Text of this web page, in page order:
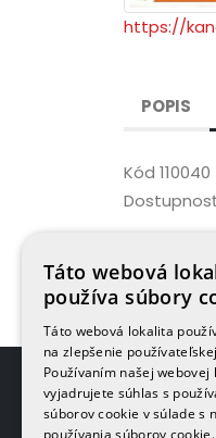
https://
POPIS
Kód 110040
Táto webová
používa súbory
Táto webová lokalita
na zlepšenie
Používaním našej webovej
vyjadrujete súhlas s
súborov cookie v súlade s
používania súborov cookie.